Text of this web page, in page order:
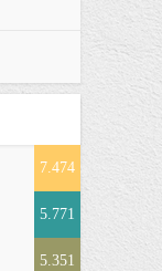
7.474
5.771
5.351